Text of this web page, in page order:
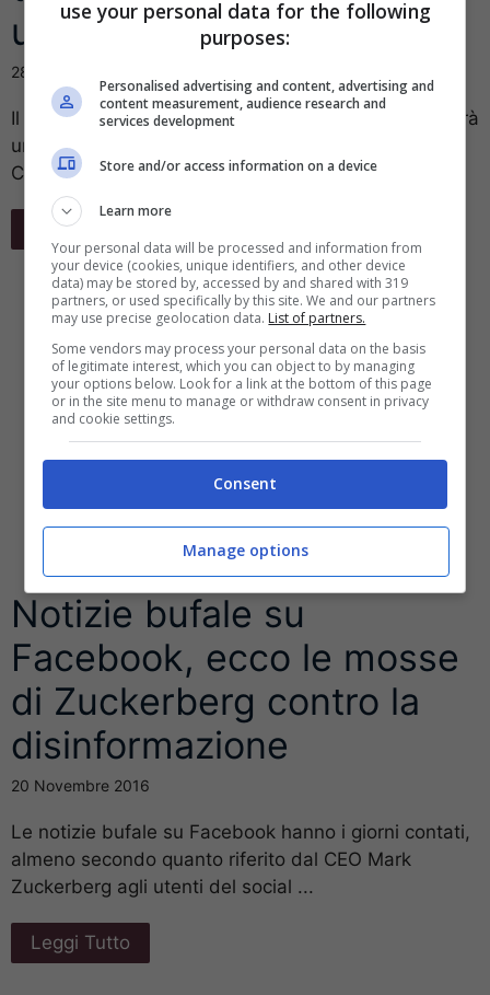
una banca
28 Novembre 2016
Il social network di Mark Zuckerberg presto diventerà
una banca. Ottenuto il via libera della Banca
Centrale irlandese. Ma perchè Mark ...
Leggi Tutto
Notizie bufale su
Facebook, ecco le mosse
di Zuckerberg contro la
disinformazione
20 Novembre 2016
Le notizie bufale su Facebook hanno i giorni contati,
almeno secondo quanto riferito dal CEO Mark
Zuckerberg agli utenti del social ...
Leggi Tutto
use your personal data for the following
purposes:
Personalised advertising and content, advertising and
content measurement, audience research and
services development
Store and/or access information on a device
Learn more
Your personal data will be processed and information from
your device (cookies, unique identifiers, and other device
data) may be stored by, accessed by and shared with 319
partners, or used specifically by this site. We and our partners
may use precise geolocation data. List of partners.
Some vendors may process your personal data on the basis
of legitimate interest, which you can object to by managing
your options below. Look for a link at the bottom of this page
or in the site menu to manage or withdraw consent in privacy
and cookie settings.
Consent
Manage options